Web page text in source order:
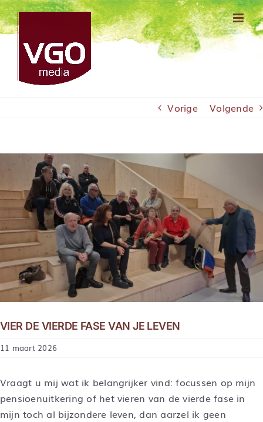
Ga
naar
inhoud
Vorige Volgende
VIER DE VIERDE FASE VAN JE LEVEN
11 maart 2026
Vraagt u mij wat ik belangrijker vind: focussen op mijn
pensioenuitkering of het vieren van de vierde fase in
mijn toch al bijzondere leven, dan aarzel ik geen